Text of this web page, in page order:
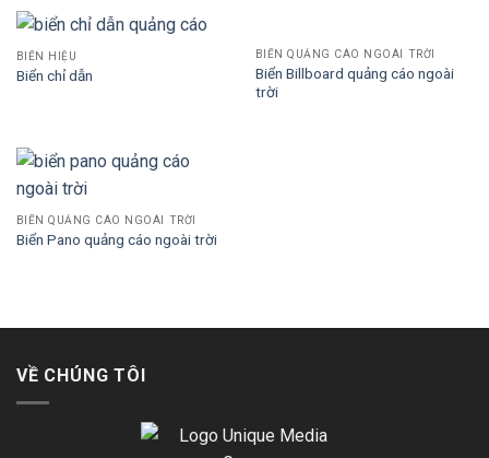
BIỂN HIỆU
Biển chỉ dẫn
BIỂN QUẢNG CÁO NGOÀI TRỜI
Biển Billboard quảng cáo ngoài
trời
BIỂN QUẢNG CÁO NGOÀI TRỜI
Biển Pano quảng cáo ngoài trời
VỀ CHÚNG TÔI